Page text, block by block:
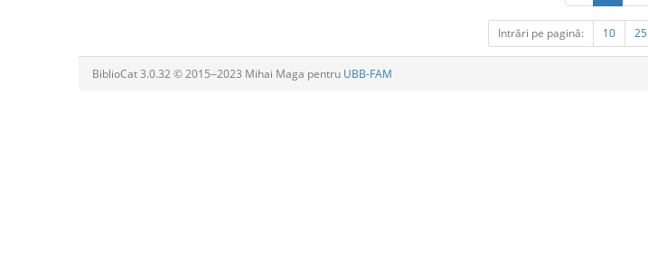
Intrări pe pagină: 10 25
BiblioCat 3.0.32 © 2015‒2023 Mihai Maga pentru UBB-FAM